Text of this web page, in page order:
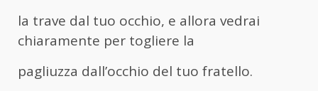
la trave dal tuo occhio, e allora vedrai
chiaramente per togliere la
pagliuzza dall’occhio del tuo fratello.